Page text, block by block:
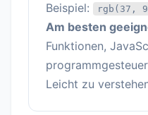
Beispiel:
rgb(37,
Am besten
Funktionen,
Leicht zu